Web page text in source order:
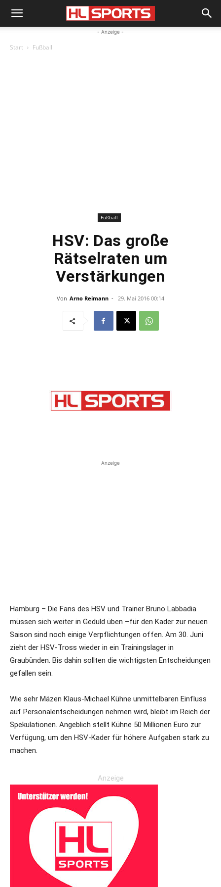
- Anzeige -
Start Fußball
Fußball
HSV: Das große
Rätselraten um
Verstärkungen
Von Arno Reimann - 29. Mai 2016 00:14
Anzeige
Hamburg – Die Fans des HSV und Trainer Bruno Labbadia
müssen sich weiter in Geduld üben –für den Kader zur neuen
Saison sind noch einige Verpflichtungen offen. Am 30. Juni
zieht der HSV-Tross wieder in ein Trainingslager in
Graubünden. Bis dahin sollten die wichtigsten Entscheidungen
gefallen sein.
Wie sehr Mäzen Klaus-Michael Kühne unmittelbaren Einfluss
auf Personalentscheidungen nehmen wird, bleibt im Reich der
Spekulationen. Angeblich stellt Kühne 50 Millionen Euro zur
Verfügung, um den HSV-Kader für höhere Aufgaben stark zu
machen.
Anzeige